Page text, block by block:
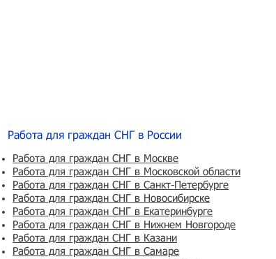
Работа для граждан СНГ в России
Работа для граждан СНГ в Москве
Работа для граждан СНГ в Московской области
Работа для граждан СНГ в Санкт-Петербурге
Работа для граждан СНГ в Новосибирске
Работа для граждан СНГ в Екатеринбурге
Работа для граждан СНГ в Нижнем Новгороде
Работа для граждан СНГ в Казани
Работа для граждан СНГ в Самаре